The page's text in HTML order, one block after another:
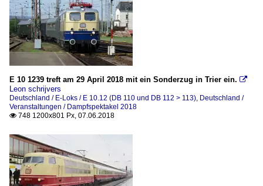
E 10 1239 treft am 29 April 2018 mit ein Sonderzug in Trier ein. 
Leon schrijvers
Deutschland / E-Loks / E 10.12 (DB 110 und DB 112 > 113), Deutschland /
Veranstaltungen / Dampfspektakel 2018
 748 1200x801 Px, 07.06.2018